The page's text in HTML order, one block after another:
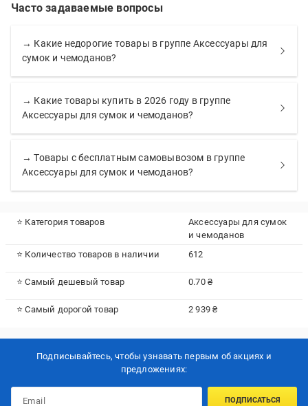
Часто задаваемые вопросы
→ Какие недорогие товары в группе Аксессуары для
сумок и чемоданов?
→ Какие товары купить в 2026 году в группе
Аксессуары для сумок и чемоданов?
→ Товары с бесплатным самовывозом в группе
Аксессуары для сумок и чемоданов?
⭐ Категория товаров
Аксессуары для сумок
и чемоданов
⭐ Количество товаров в наличии
612
⭐ Самый дешевый товар 0.70 ₴
⭐ Самый дорогой товар 2 939 ₴
Подписывайтесь, чтобы узнавать первым об акцияx и
предложениях:
ПОДПИСАТЬСЯ